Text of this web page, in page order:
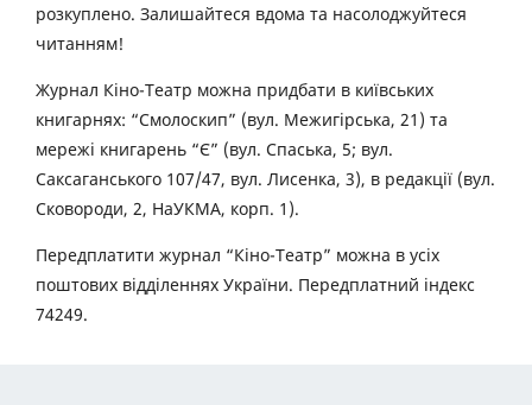
розкуплено. Залишайтеся вдома та насолоджуйтеся
читанням!
Журнал Кіно-Театр можна придбати в київських
книгарнях: “Смолоскип” (вул. Межигірська, 21) та
мережі книгарень “Є” (вул. Спаська, 5; вул.
Саксаганського 107/47, вул. Лисенка, 3), в редакції (вул.
Сковороди, 2, НаУКМА, корп. 1).
Передплатити журнал “Кіно-Театр” можна в усіх
поштових відділеннях України. Передплатний індекс
74249.